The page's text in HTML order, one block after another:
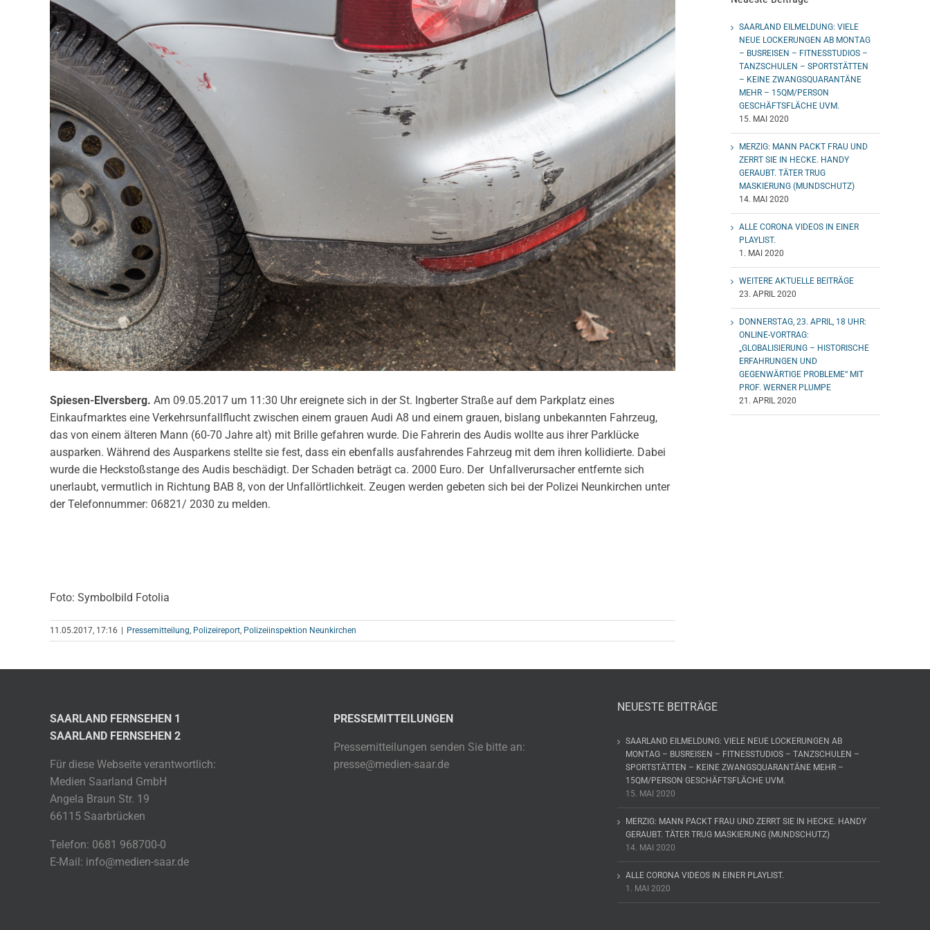
Spiesen-Elversberg. Am 09.05.2017 um 11:30 Uhr ereignete sich in der St. Ingberter Straße auf dem Parkplatz eines
Einkaufmarktes eine Verkehrsunfallflucht zwischen einem grauen Audi A8 und einem grauen, bislang unbekannten Fahrzeug,
das von einem älteren Mann (60-70 Jahre alt) mit Brille gefahren wurde. Die Fahrerin des Audis wollte aus ihrer Parklücke
ausparken. Während des Ausparkens stellte sie fest, dass ein ebenfalls ausfahrendes Fahrzeug mit dem ihren kollidierte. Dabei
wurde die Heckstoßstange des Audis beschädigt. Der Schaden beträgt ca. 2000 Euro. Der Unfallverursacher entfernte sich
unerlaubt, vermutlich in Richtung BAB 8, von der Unfallörtlichkeit. Zeugen werden gebeten sich bei der Polizei Neunkirchen unter
der Telefonnummer: 06821/ 2030 zu melden.
Foto: Symbolbild Fotolia
11.05.2017, 17:16 Pressemitteilung, Polizeireport, Polizeiinspektion Neunkirchen
SAARLAND EILMELDUNG: VIELE
NEUE LOCKERUNGEN AB MONTAG
– BUSREISEN – FITNESSTUDIOS –
TANZSCHULEN – SPORTSTÄTTEN
– KEINE ZWANGSQUARANTÄNE
MEHR – 15QM/PERSON
GESCHÄFTSFLÄCHE UVM.
15. MAI 2020
MERZIG: MANN PACKT FRAU UND
ZERRT SIE IN HECKE. HANDY
GERAUBT. TÄTER TRUG
MASKIERUNG (MUNDSCHUTZ)
14. MAI 2020
ALLE CORONA VIDEOS IN EINER
PLAYLIST.
1. MAI 2020
WEITERE AKTUELLE BEITRÄGE
23. APRIL 2020
DONNERSTAG, 23. APRIL, 18 UHR:
ONLINE-VORTRAG:
„GLOBALISIERUNG – HISTORISCHE
ERFAHRUNGEN UND
GEGENWÄRTIGE PROBLEME“ MIT
PROF. WERNER PLUMPE
21. APRIL 2020
SAARLAND FERNSEHEN 1
SAARLAND FERNSEHEN 2
Für diese Webseite verantwortlich:
Medien Saarland GmbH
Angela Braun Str. 19
66115 Saarbrücken
Telefon: 0681 968700-0
E-Mail: info@medien-saar.de
PRESSEMITTEILUNGEN
Pressemitteilungen senden Sie bitte an:
presse@medien-saar.de
NEUESTE BEITRÄGE
SAARLAND EILMELDUNG: VIELE NEUE LOCKERUNGEN AB
MONTAG – BUSREISEN – FITNESSTUDIOS – TANZSCHULEN –
SPORTSTÄTTEN – KEINE ZWANGSQUARANTÄNE MEHR –
15QM/PERSON GESCHÄFTSFLÄCHE UVM.
15. MAI 2020
MERZIG: MANN PACKT FRAU UND ZERRT SIE IN HECKE. HANDY
GERAUBT. TÄTER TRUG MASKIERUNG (MUNDSCHUTZ)
14. MAI 2020
ALLE CORONA VIDEOS IN EINER PLAYLIST.
1. MAI 2020